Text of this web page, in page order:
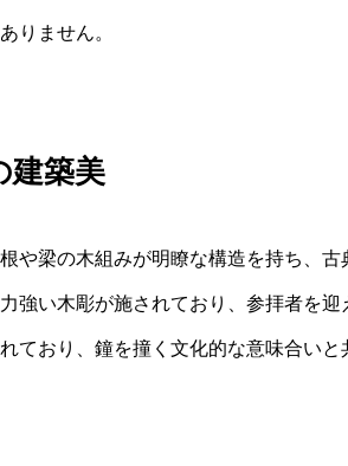
りません。
建築美
や梁の木組みが明瞭な構造を持ち、
強い木彫が施されており、参拝者を
ており、鐘を撞く文化的な意味合い